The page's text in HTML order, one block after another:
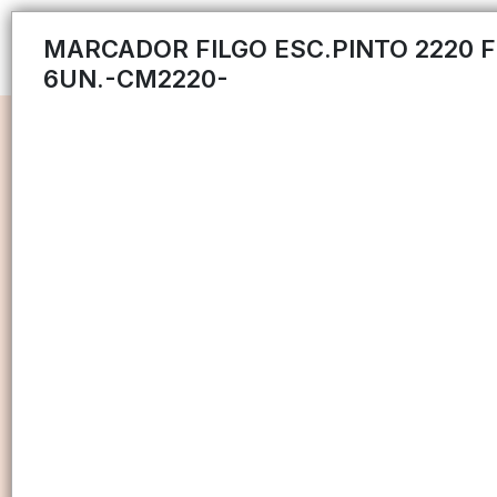
MARCADOR FILGO ESC.PINTO 2220
6UN.-CM2220-